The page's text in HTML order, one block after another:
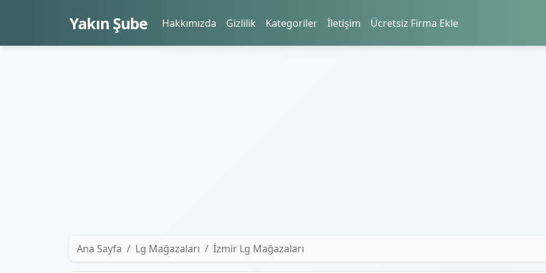
Yakın Şube Hakkımızda Gizlilik Kategoriler İletişim Ücretsiz Firma Ekle
Ana Sayfa
Lg Mağazaları İzmir Lg Mağazaları